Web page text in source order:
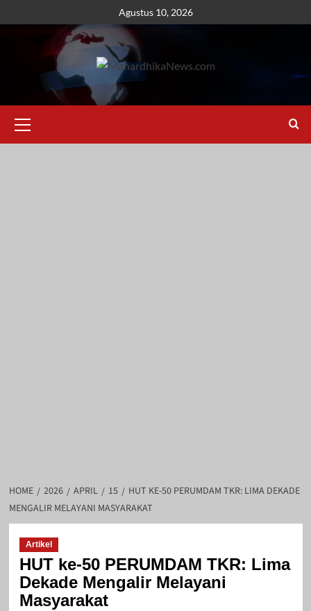
to
Agustus 10, 2026
Menu
HOME 2026 APRIL 15
HUT KE-50 PERUMDAM TKR: LIMA DEKADE
MENGALIR MELAYANI MASYARAKAT
Artikel
HUT ke-50 PERUMDAM TKR: Lima
Dekade Mengalir Melayani
Masyarakat